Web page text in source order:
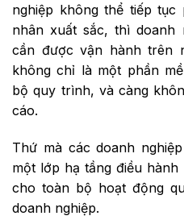
nghiệp không thể tiếp
nhân xuất sắc, thì doanh
cần được vận hành trên
không chỉ là một phần
bộ quy trình, và càng
cáo.
Thứ mà các doanh
một lớp hạ tầng điều
cho toàn bộ hoạt động
doanh nghiệp.